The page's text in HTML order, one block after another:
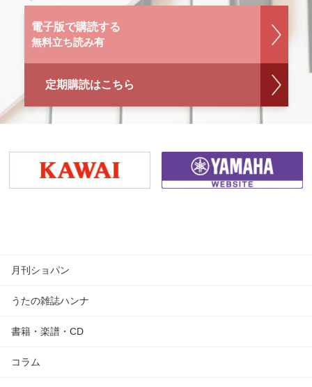
電子版で購読する
無料立ち読み有
定期購読はこちら
月刊ショパン
うたの雑誌ハンナ
書籍・楽譜・CD
コラム